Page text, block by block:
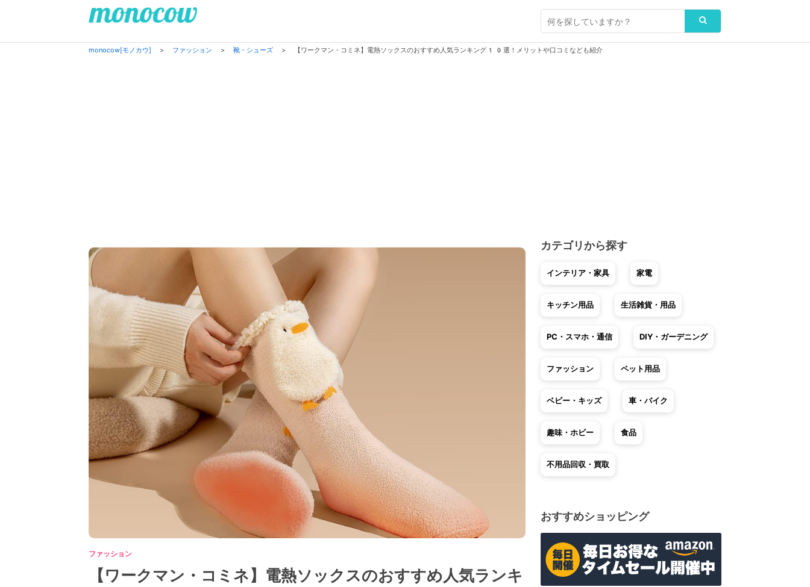
monocow[モノカウ] > ファッション > 靴・シューズ > 【ワークマン・コミネ】電熱ソックスのおすすめ人気ランキング10選！メリットや口コミなども紹介
ファッション
【ワークマン・コミネ】電熱ソックスのおすすめ人気ランキ
カテゴリから探す
インテリア・家具 家電
キッチン用品 生活雑貨・用品
PC・スマホ・通信 DIY・ガーデニング
ファッション ペット用品
ベビー・キッズ 車・バイク
趣味・ホビー 食品
不用品回収・買取
おすすめショッピング